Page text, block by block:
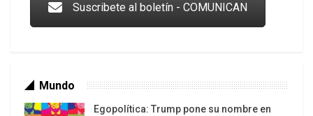
Suscribete al boletín - COMUNICAN
Mundo
Egopolítica: Trump pone su nombre en